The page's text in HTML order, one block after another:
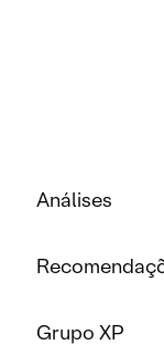
Análises
Grupo XP